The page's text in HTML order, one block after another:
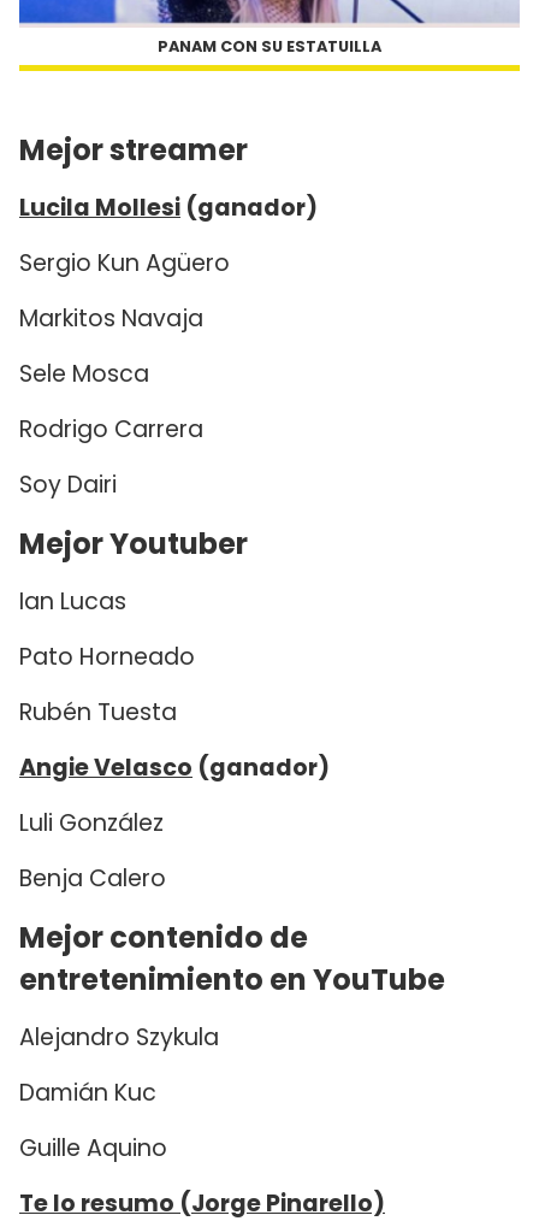
PANAM CON SU ESTATUILLA
Mejor streamer
Lucila Mollesi (ganador)
Sergio Kun Agüero
Markitos Navaja
Sele Mosca
Rodrigo Carrera
Soy Dairi
Mejor Youtuber
Ian Lucas
Pato Horneado
Rubén Tuesta
Angie Velasco (ganador)
Luli González
Benja Calero
Mejor contenido de
entretenimiento en YouTube
Alejandro Szykula
Damián Kuc
Guille Aquino
Te lo resumo (Jorge Pinarello)